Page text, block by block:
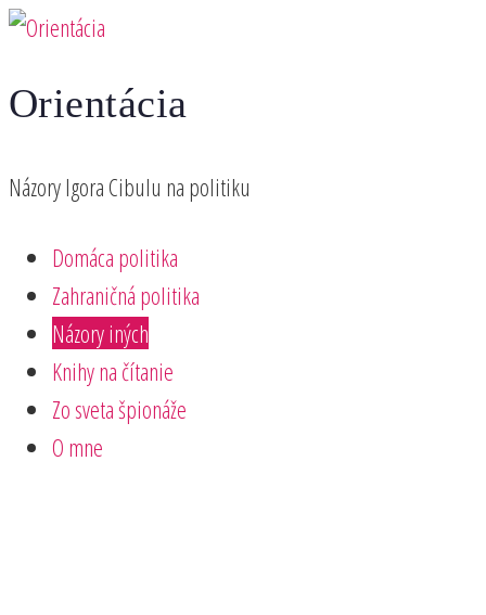
Preskočiť
obsah
Orientácia
Názory Igora Cibulu na politiku
Domáca politika
Zahraničná politika
Názory iných
Knihy na čítanie
Zo sveta špionáže
O mne